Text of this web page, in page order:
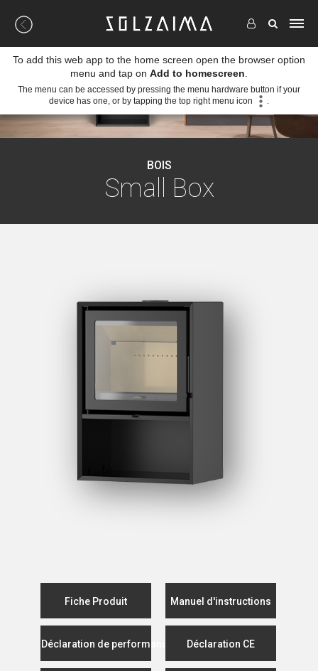
BOIS
Small Box
Fiche Produit Manuel d'instructions
Déclaration de performance Déclaration CE
To add this web app to the home screen open the browser option
menu and tap on Add to homescreen
The menu can be accessed by pressing the menu hardware button if your
device has one, or by tapping the top right menu icon
.